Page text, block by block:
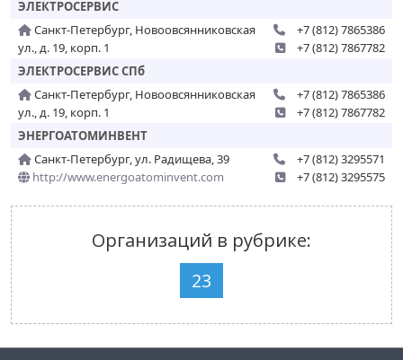
ЭЛЕКТРОСЕРВИС
Санкт-Петербург, Новоовсянниковская
ул., д. 19, корп. 1
+7 (812) 7865386
+7 (812) 7867782
ЭЛЕКТРОСЕРВИС СПб
Санкт-Петербург, Новоовсянниковская
ул., д. 19, корп. 1
+7 (812) 7865386
+7 (812) 7867782
ЭНЕРГОАТОМИНВЕНТ
Санкт-Петербург, ул. Радищева, 39
http://www.energoatominvent.com
+7 (812) 3295571
+7 (812) 3295575
Организаций в рубрике:
23